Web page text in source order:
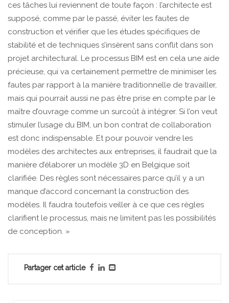
ces tâches lui reviennent de toute façon : l’architecte est
supposé, comme par le passé, éviter les fautes de
construction et vérifier que les études spécifiques de
stabilité et de techniques s’insèrent sans conflit dans son
projet architectural. Le processus BIM est en cela une aide
précieuse, qui va certainement permettre de minimiser les
fautes par rapport à la manière traditionnelle de travailler,
mais qui pourrait aussi ne pas être prise en compte par le
maître d’ouvrage comme un surcoût à intégrer. Si l’on veut
stimuler l’usage du BIM, un bon contrat de collaboration
est donc indispensable. Et pour pouvoir vendre les
modèles des architectes aux entreprises, il faudrait que la
manière d’élaborer un modèle 3D en Belgique soit
clarifiée. Des règles sont nécessaires parce qu’il y a un
manque d’accord concernant la construction des
modèles. Il faudra toutefois veiller à ce que ces règles
clarifient le processus, mais ne limitent pas les possibilités
de conception. »
Partager cet article